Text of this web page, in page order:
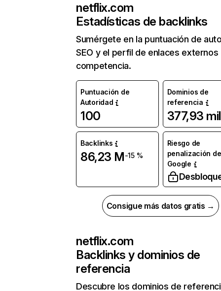
netflix.com
Estadísticas de backlinks
Sumérgete en la puntuación de
SEO y el perfil de enlaces externos
competencia.
Puntuación de
Autoridad
100
Dominios de
referencia
377,93 mil
Backlinks
86,23 M-15 %
Riesgo de
penalización de
Google
Consigue más datos gratis →
netflix.com
Backlinks y dominios de
referencia
Descubre los dominios de